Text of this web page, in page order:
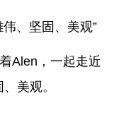
、坚固、美观”
Alen，一起走近
美观。